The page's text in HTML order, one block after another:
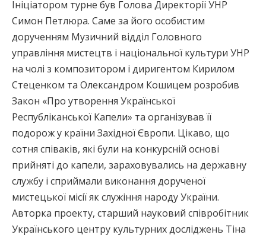
Ініціатором турне був Голова Директорії УНР
Симон Петлюра. Саме за його особистим
дорученням Музичний відділ Головного
управління мистецтв і національної культури УНР
на чолі з композитором і диригентом Кирилом
Стеценком та Олександром Кошицем розробив
Закон «Про утворення Української
Республіканської Капели» та організував її
подорож у країни Західної Європи. Цікаво, що
сотня співаків, які були на конкурсній основі
прийняті до капели, зараховувались на державну
службу і сприймали виконання дорученої
мистецької місії як служіння народу України.
Авторка проекту, старший науковий співробітник
Українського центру культурних досліджень Тіна